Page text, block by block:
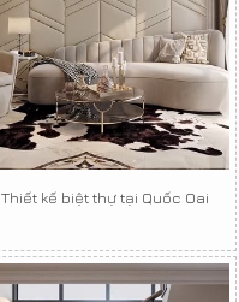
Thiết kế biệt thự tại Quốc Oai